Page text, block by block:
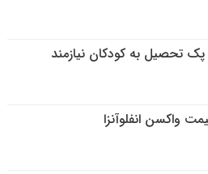
تحصیل به کودکان نیازمند
واکسن انفلوآنزا